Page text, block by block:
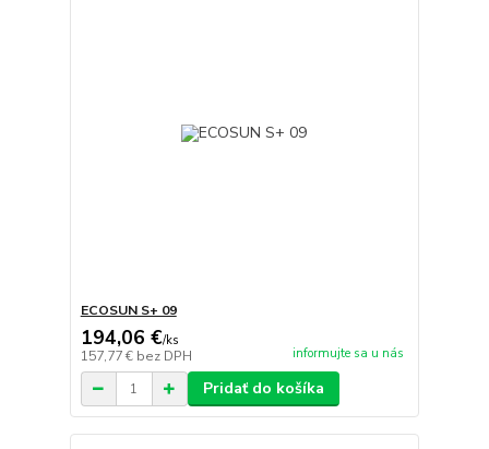
ECOSUN S+ 09
194,06 €/ks
157,77 € bez DPH informujte sa u nás
Pridať do košíka